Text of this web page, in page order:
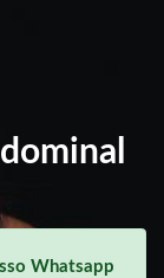
Whatsapp